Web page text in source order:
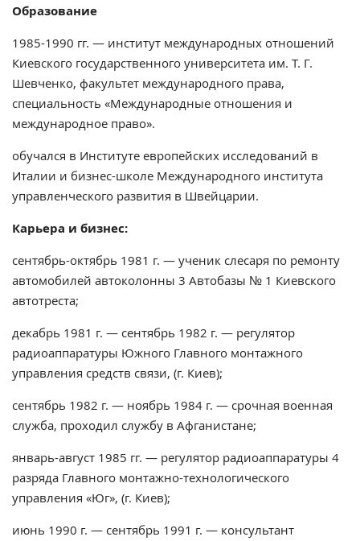
Образование
1985-1990 гг. — институт международных отношений
Киевского государственного университета им. Т. Г.
Шевченко, факультет международного права,
специальность «Международные отношения и
международное право».
обучался в Институте европейских исследований в
Италии и бизнес-школе Международного института
управленческого развития в Швейцарии.
Карьера и бизнес:
сентябрь-октябрь 1981 г. — ученик слесаря ​​по ремонту
автомобилей автоколонны 3 Автобазы № 1 Киевского
автотреста;
декабрь 1981 г. — сентябрь 1982 г. — регулятор
радиоаппаратуры Южного Главного монтажного
управления средств связи, (г. Киев);
сентябрь 1982 г. — ноябрь 1984 г. — срочная военная
служба, проходил службу в Афганистане;
январь-август 1985 гг. — регулятор радиоаппаратуры 4
разряда Главного монтажно-технологического
управления «Юг», (г. Киев);
июнь 1990 г. — сентябрь 1991 г. — консультант